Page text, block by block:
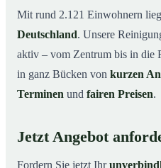
Mit rund 2.121 Einwohnern
Deutschland. Unsere
aktiv – vom Zentrum bis in die
in ganz Bücken von kurzen
Terminen und fairen Preisen.
Jetzt Angebot
Fordern Sie jetzt Ihr